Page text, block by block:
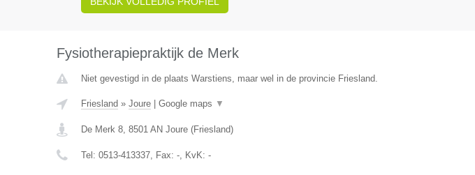
Fysiotherapiepraktijk de Merk
Niet gevestigd in de plaats Warstiens, maar wel in de provincie Friesland.
Friesland » Joure| Google maps ▼
De Merk 8, 8501 AN Joure(Friesland)
Tel: 0513-413337, Fax: -, KvK: -